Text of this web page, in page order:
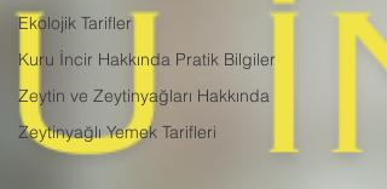
Ekolojik Tarifler
Kuru İncir Hakkında Pratik Bilgiler
Zeytin ve Zeytinyağları Hakkında
Zeytinyağlı Yemek Tarifleri